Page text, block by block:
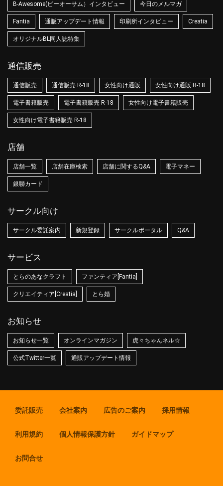
B-Awesome(ビーオーサム）インタビュー 今日のメルマガ
Fantia 通販アップデート情報 印刷所インタビュー Creatia
オリジナルBL同人誌特集
通信販売
通信販売 通信販売 R-18 女性向け通販 女性向け通販 R-18
電子書籍販売 電子書籍販売 R-18 女性向け電子書籍販売
女性向け電子書籍販売 R-18
店舗
店舗一覧 店舗在庫検索 店舗に関するQ&A 電子マネー
銀聯カード
サークル向け
サークル委託案内 新規登録 サークルポータル Q&A
サービス
とらのあなクラフト ファンティア[Fantia]
クリエイティア[Creatia] とら婚
お知らせ
お知らせ一覧 オンラインマガジン 虎々ちゃんネル☆
公式Twitter一覧 通販アップデート情報
委託販売 会社案内 広告のご案内 採用情報
利用規約 個人情報保護方針 ガイドマップ
お問合せ